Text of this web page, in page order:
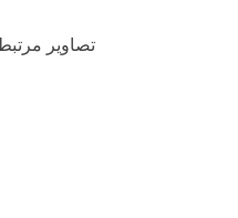
تصاویر